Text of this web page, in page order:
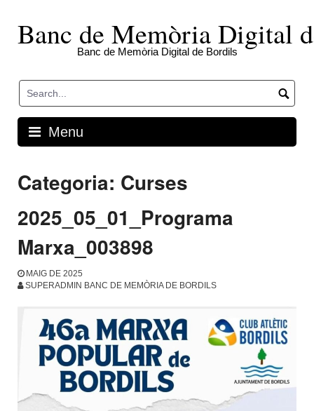
contentBanc de Memòria Digital
Banc de Memòria Digital de Bordils
Menu
Categoria: Curses
2025_05_01_Programa
Marxa_003898
MAIG DE 2025
SUPERADMIN BANC DE MEMÒRIA DE BORDILS